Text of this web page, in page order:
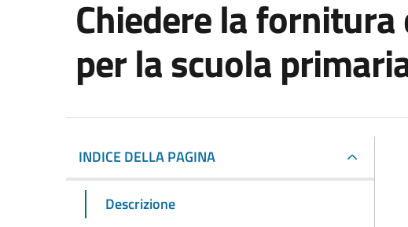
Chiedere la
per la scuola
INDICE DELLA PAGINA
Descrizione